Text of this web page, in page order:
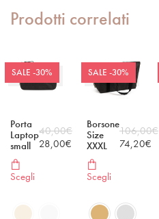
Prodotti correlati
SALE -30%
Porta
Laptop
small
Scegli
40,00€
28,00€
SALE -30%
Borsone
Size
XXXL
Scegli
106,00€
74,20€